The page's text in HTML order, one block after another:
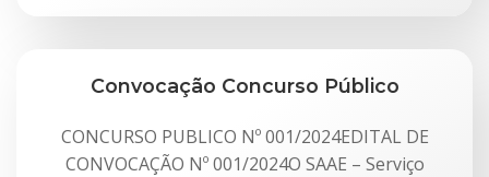
Convocação Concurso Público
CONCURSO PUBLICO Nº 001/2024EDITAL DE
CONVOCAÇÃO Nº 001/2024O SAAE – Serviço